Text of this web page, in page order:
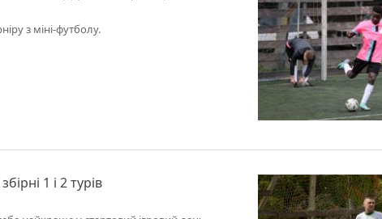
з міні-футболу.
1 і 2 турів